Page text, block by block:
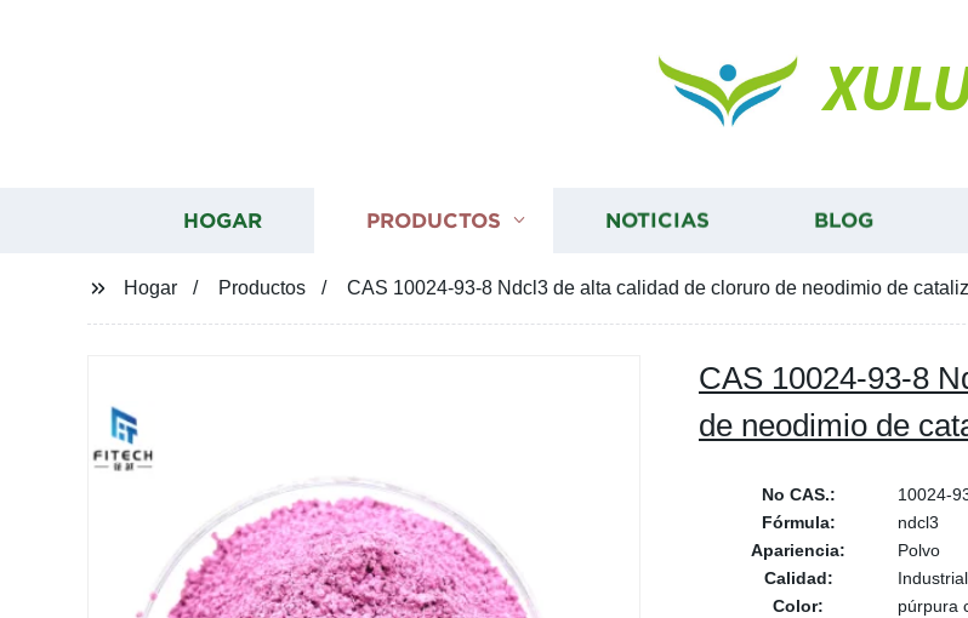
HOGAR PRODUCTOS NOTICIAS BLOG
Hogar Productos CAS 10024-93-8 Ndcl3 de alta calidad de cloruro de neodimio de
CAS 10024-93-8
de neodimio de
No CAS.:
10024-
Fórmula:
ndcl3
Apariencia:
Polvo
Calidad:
Industrial
Color:
púrpura